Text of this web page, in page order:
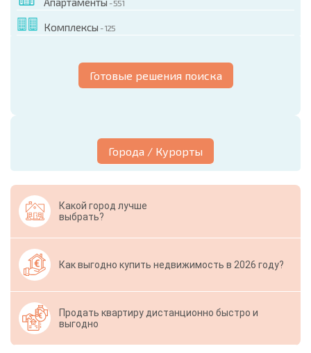
- 551
Комплексы - 125
Готовые решения поиска
Города / Курорты
Какой город лучше
выбрать?
Как выгодно купить недвижимость в 2026 году?
Продать квартиру дистанционно быстро и
выгодно